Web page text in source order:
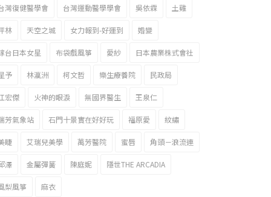
灣復健醫學會 台灣運動醫學學會 吳依霖 土雞
林 天空之城 女力報到-好運到 婚變
台日本女星 布袋戲風箏 愛紗 日本農業株式會社
予 林瀛洲 柯文哲 樂生療養院 民政局
宏傑 火神的眼淚 無國界醫生 王泉仁
芳氣象站 石門十景實在好好玩 福原愛 紋繡
睫 艾瑞兒美學 萬芳醫院 蜜唇 角頭－浪流連
澤 金屬彈簧 陳庭妮 隱世THE ARCADIA
梨風箏 麻衣